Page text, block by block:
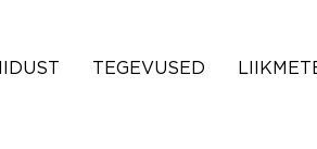
TEGEVUSED